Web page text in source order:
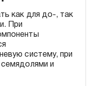
как для до-, так
При
систему, при
и